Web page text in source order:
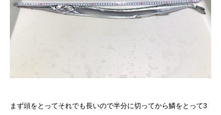
まず頭をとってそれでも長いので半分に切ってから鱗をとって3